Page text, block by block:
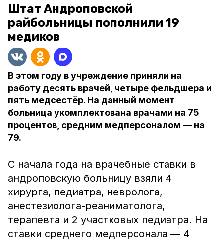
Штат Андроповской
райбольницы пополнили 19
медиков
В этом году в учреждение приняли на
работу десять врачей, четыре фельдшера и
пять медсестёр. На данный момент
больница укомплектована врачами на 75
процентов, средним медперсоналом — на
79.
С начала года на врачебные ставки в
андроповскую больницу взяли 4
хирурга, педиатра, невролога,
анестезиолога-реаниматолога,
терапевта и 2 участковых педиатра. На
ставки среднего медперсонала — 4